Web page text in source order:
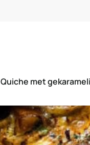
Quiche met